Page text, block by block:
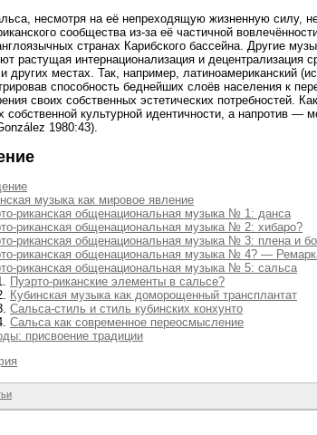
несмотря на её непреходящую жизненную силу,
сообщества из-за её частичной
странах Карибского бассейна. Другие
растущая интернационализация и
других местах. Так, например, латиноамериканский
способность беднейших слоёв населения к
своих собственных эстетических потребностей.
культурной идентичности, а напротив —
1980:43).
музыка как мировое явление
риканская общенациональная музыка № 1: данса
риканская общенациональная музыка № 2: хибаро?
риканская общенациональная музыка № 3: плена и
риканская общенациональная музыка № 4? —
риканская общенациональная музыка № 5: сальса
Пуэрто-риканские элементы в сальсе?
Кубинская музыка как доморощенный трансплантат
Сальса-стиль и стиль кубинских конхунто
Сальса как современное переосмысление
присвоение традиции